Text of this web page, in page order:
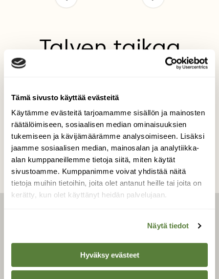
Tämä sivusto käyttää evästeitä
Käytämme evästeitä tarjoamamme sisällön ja mainosten
räätälöimiseen, sosiaalisen median ominaisuuksien
tukemiseen ja kävijämäärämme analysoimiseen. Lisäksi
jaamme sosiaalisen median, mainosalan ja analytiikka-
alan kumppaneillemme tietoja siitä, miten käytät
sivustoamme. Kumppanimme voivat yhdistää näitä
tietoja muihin tietoihin, joita olet antanut heille tai joita on
kerätty, kun olet käyttänyt heidän palvelujaan.
Näytä tiedot
Hyväksy evästeet
Talven taikaa
Pakkaspäivän retkeilyä Takomäellä.
Kuvaaja: Tarja Naukkarinen
Kilpailun etusivulle
LEHTI
Uusin lehti
Tilaa Suomen Luonto